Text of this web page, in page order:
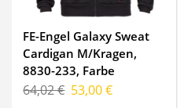
FE-Engel Galaxy Sweat
Cardigan M/Kragen,
8830-233, Farbe
Schwarz/Anthrazit Grau,
64,02 € 53,00 €